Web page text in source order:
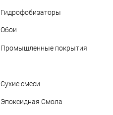
Гидрофобизаторы
Обои
Промышленные покрытия
Сухие смеси
Эпоксидная Смола